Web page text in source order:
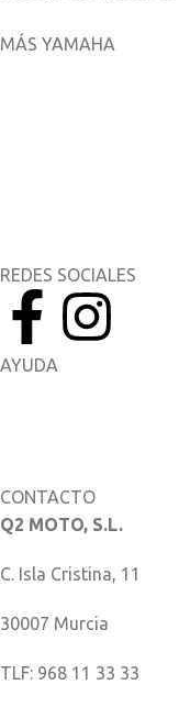
MÁS YAMAHA
REDES SOCIALES
AYUDA
CONTACTO
Q2 MOTO, S.L.
C. Isla Cristina, 11
30007 Murcia
TLF: 968 11 33 33